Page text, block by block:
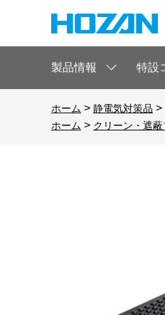
製品情報 特設
ホーム > 静電気対策品 >
ホーム > クリーン・遮蔽